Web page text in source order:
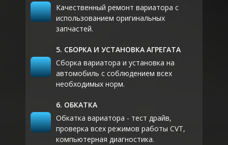
CVT Evo (208L) (10,4 л.).
Ремень толкающий.
Конусы.
Втулка первичного вала
Поршень пакета сцепления
вперед.
Поршень пакета сцепления
Сальник ГДТ.
Сальник привода правого.
Сальник привода левого.
Комплект тефлоновых
Качественный ремонт вариатора с
использованием оригинальных
запчастей.
5. СБОРКА И УСТАНОВКА АГРЕГАТА
Сборка вариатора и установка на
автомобиль с соблюдением всех
необходимых норм.
6. ОБКАТКА
Обкатка вариатора - тест драйв,
проверка всех режимов работы CVT,
компьютерная диагностика.